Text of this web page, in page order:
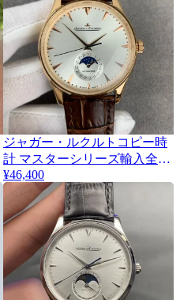
ジャガー・ルクルトコピー時
計 マスターシリーズ輸入全自
動機械 1368420
¥46,400